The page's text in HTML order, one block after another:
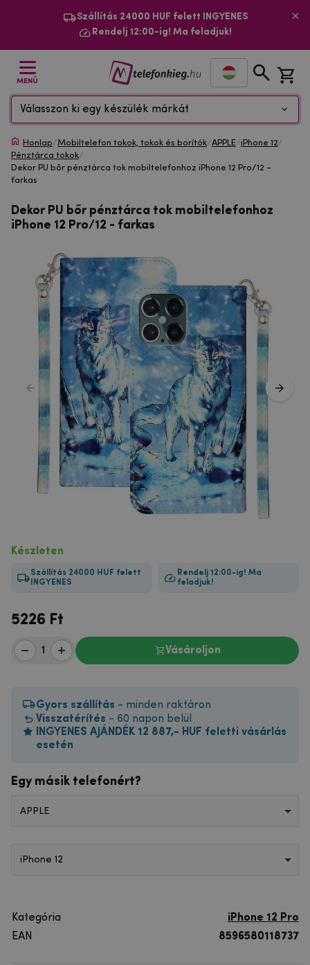
Szállítás 24000 HUF felett INGYENES
Rendelj 12:00-ig! Ma feladjuk!
MENÜ
Válasszon ki egy készülék márkát
Honlap/Mobiltelefon tokok, tokok és borítók/APPLE/iPhone 12/
Pénztárca tokok/
Dekor PU bőr pénztárca tok mobiltelefonhoz iPhone 12 Pro/12 -
farkas
Dekor PU bőr pénztárca tok mobiltelefonhoz
iPhone 12 Pro/12 - farkas
Készleten
Szállítás 24000 HUF felett
INGYENES
Rendelj 12:00-ig! Ma
feladjuk!
5226 Ft
Vásároljon
Gyors szállítás - minden raktáron
Visszatérítés - 60 napon belül
INGYENES AJÁNDÉK 12 887,- HUF feletti vásárlás
esetén
Egy másik telefonért?
APPLE
iPhone 12
Kategória
iPhone 12 Pro
EAN
8596580118737